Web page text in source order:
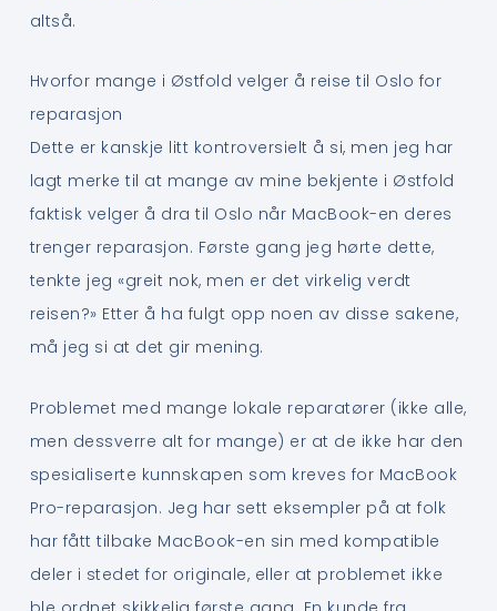
altså.
Hvorfor mange i Østfold velger å reise til Oslo for
reparasjon
Dette er kanskje litt kontroversielt å si, men jeg har
lagt merke til at mange av mine bekjente i Østfold
faktisk velger å dra til Oslo når MacBook-en deres
trenger reparasjon. Første gang jeg hørte dette,
tenkte jeg «greit nok, men er det virkelig verdt
reisen?» Etter å ha fulgt opp noen av disse sakene,
må jeg si at det gir mening.
Problemet med mange lokale reparatører (ikke alle,
men dessverre alt for mange) er at de ikke har den
spesialiserte kunnskapen som kreves for MacBook
Pro-reparasjon. Jeg har sett eksempler på at folk
har fått tilbake MacBook-en sin med kompatible
deler i stedet for originale, eller at problemet ikke